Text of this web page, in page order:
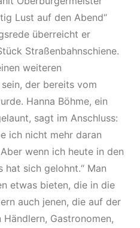
Lust auf den Abend“
überreicht er
Straßenbahnschiene.
weiteren
der bereits vom
Hanna Böhme, ein
sagt im Anschluss:
ich nicht mehr daran
wenn ich heute in den
hat sich gelohnt.“ Man
etwas bieten, die in die
auch jenen, die auf der
Gastronomen,